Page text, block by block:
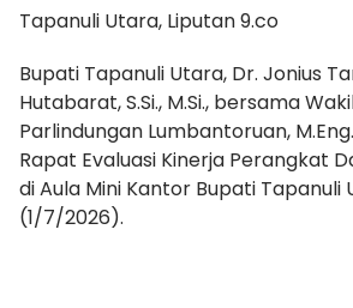
Tapanuli Utara, Liputan 9.co
Bupati Tapanuli Utara, Dr. Jonius
Hutabarat, S.Si., M.Si., bersama
Parlindungan Lumbantoruan,
Rapat Evaluasi Kinerja Perangkat
di Aula Mini Kantor Bupati Tapanuli
(1/7/2026).